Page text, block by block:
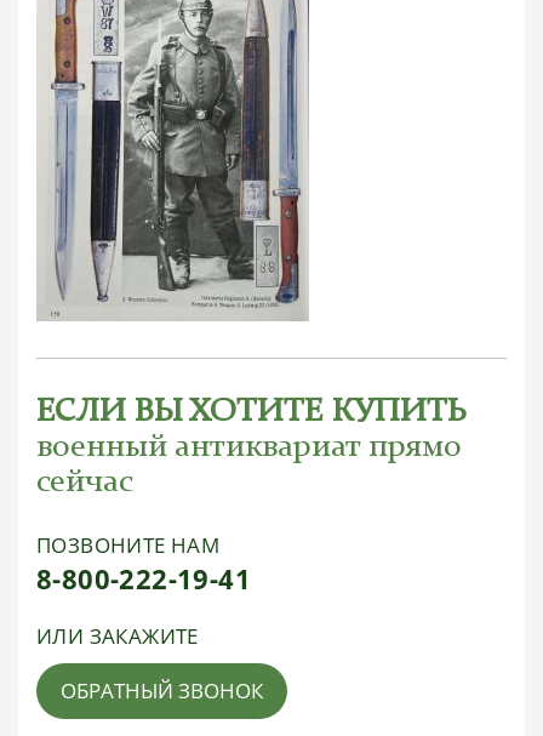
ЕСЛИ ВЫ ХОТИТЕ КУПИТЬ
военный антиквариат прямо
сейчас
ПОЗВОНИТЕ НАМ
8-800-222-19-41
ИЛИ ЗАКАЖИТЕ
ОБРАТНЫЙ ЗВОНОК